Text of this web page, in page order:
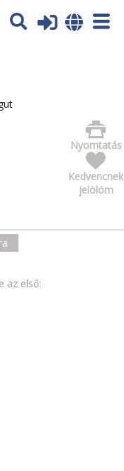
tájékoztatás itt:
Nyomtatás
Kedvencnek
jelölöm
az első: